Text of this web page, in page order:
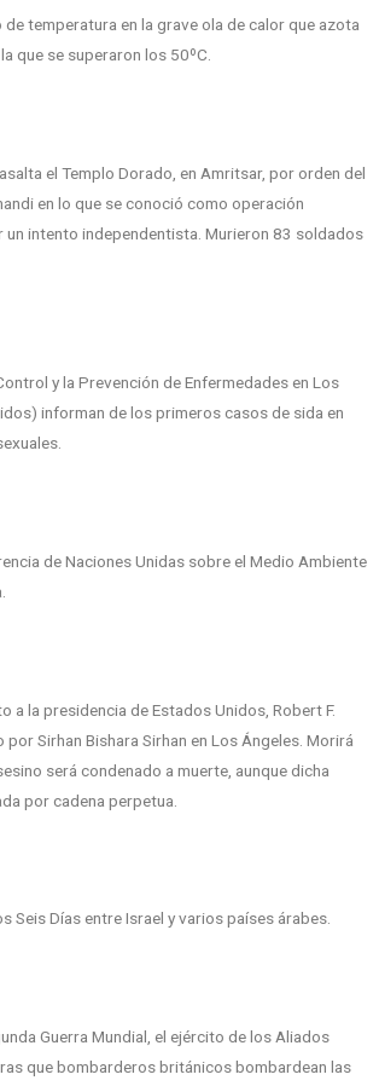
de temperatura en la grave ola de calor que azota
que se superaron los 50ºC.
el Templo Dorado, en Amritsar, por orden del
en lo que se conoció como operación
un intento independentista. Murieron 83 soldados
y la Prevención de Enfermedades en Los
informan de los primeros casos de sida en
de Naciones Unidas sobre el Medio Ambiente
a la presidencia de Estados Unidos, Robert F.
por Sirhan Bishara Sirhan en Los Ángeles. Morirá
será condenado a muerte, aunque dicha
por cadena perpetua.
Seis Días entre Israel y varios países árabes.
Guerra Mundial, el ejército de los Aliados
que bombarderos británicos bombardean las